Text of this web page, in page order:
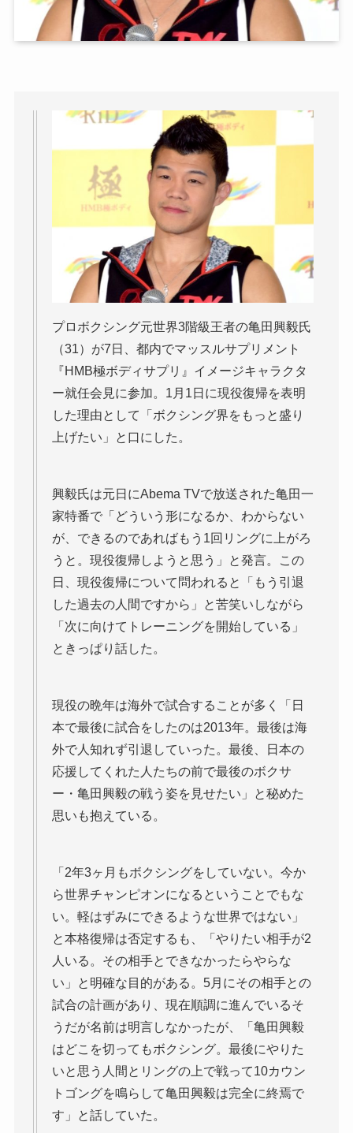
プロボクシング元世界3階級王者の亀田興毅氏
（31）が7日、都内でマッスルサプリメント
『HMB極ボディサプリ』イメージキャラクタ
ー就任会見に参加。1月1日に現役復帰を表明
した理由として「ボクシング界をもっと盛り
上げたい」と口にした。
興毅氏は元日にAbema TVで放送された亀田一
家特番で「どういう形になるか、わからない
が、できるのであればもう1回リングに上がろ
うと。現役復帰しようと思う」と発言。この
日、現役復帰について問われると「もう引退
した過去の人間ですから」と苦笑いしながら
「次に向けてトレーニングを開始している」
ときっぱり話した。
現役の晩年は海外で試合することが多く「日
本で最後に試合をしたのは2013年。最後は海
外で人知れず引退していった。最後、日本の
応援してくれた人たちの前で最後のボクサ
ー・亀田興毅の戦う姿を見せたい」と秘めた
思いも抱えている。
「2年3ヶ月もボクシングをしていない。今か
ら世界チャンピオンになるということでもな
い。軽はずみにできるような世界ではない」
と本格復帰は否定するも、「やりたい相手が2
人いる。その相手とできなかったらやらな
い」と明確な目的がある。5月にその相手との
試合の計画があり、現在順調に進んでいるそ
うだが名前は明言しなかったが、「亀田興毅
はどこを切ってもボクシング。最後にやりた
いと思う人間とリングの上で戦って10カウン
トゴングを鳴らして亀田興毅は完全に終焉で
す」と話していた。